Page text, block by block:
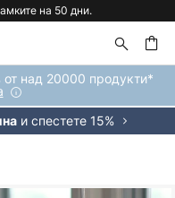
на 50 дни.
от над 20000 продукти*
и спестете 15%